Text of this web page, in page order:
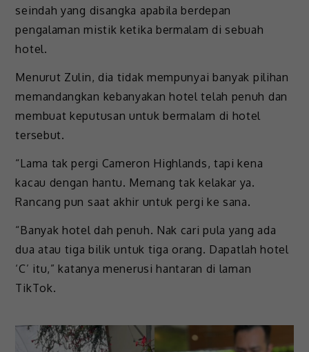
seindah yang disangka apabila berdepan
pengalaman mistik ketika bermalam di sebuah
hotel.
Menurut Zulin, dia tidak mempunyai banyak pilihan
memandangkan kebanyakan hotel telah penuh dan
membuat keputusan untuk bermalam di hotel
tersebut.
“Lama tak pergi Cameron Highlands, tapi kena
kacau dengan hantu. Memang tak kelakar ya.
Rancang pun saat akhir untuk pergi ke sana.
“Banyak hotel dah penuh. Nak cari pula yang ada
dua atau tiga bilik untuk tiga orang. Dapatlah hotel
‘C’ itu,” katanya menerusi hantaran di laman
TikTok.